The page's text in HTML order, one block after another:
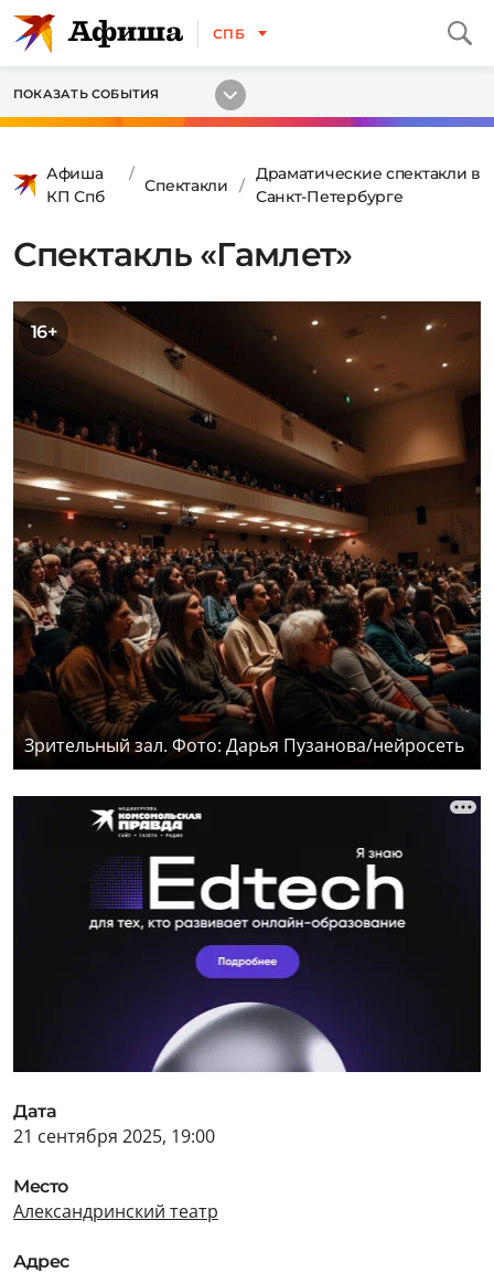
СПБ
ПОКАЗАТЬ СОБЫТИЯ
Афиша
КП Спб
Спектакли
Драматические спектакли в
Санкт-Петербурге
Спектакль «Гамлет»
16+
Зрительный зал. Фото: Дарья Пузанова/нейросеть
Дата
21 сентября 2025, 19:00
Место
Александринский театр
Адрес